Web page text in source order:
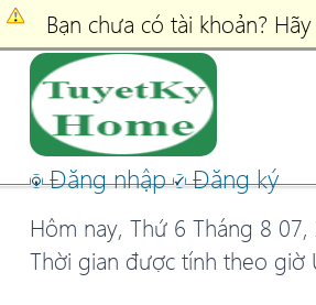
Bạn chưa có tài khoản?
Đăng nhập
Đăng ký
Hôm nay, Thứ 6 Tháng 8 07,
Thời gian được tính theo giờ